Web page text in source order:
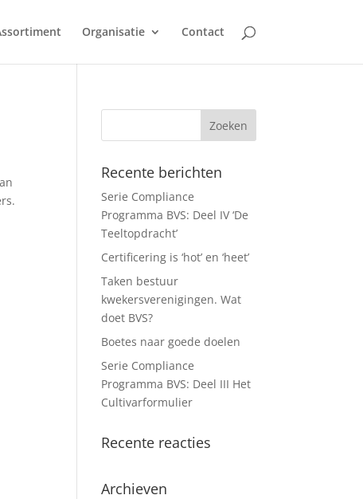
Organisatie Contact
Recente berichten
Serie Compliance
Programma BVS: Deel IV ‘De
Teeltopdracht’
Certificering is ‘hot’ en ‘heet’
Taken bestuur
kwekersverenigingen. Wat
doet BVS?
Boetes naar goede doelen
Serie Compliance
Programma BVS: Deel III Het
Cultivarformulier
Recente reacties
Archieven